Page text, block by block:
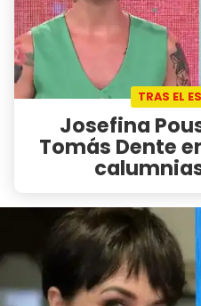
TRAS EL
Josefina
Tomás Dente